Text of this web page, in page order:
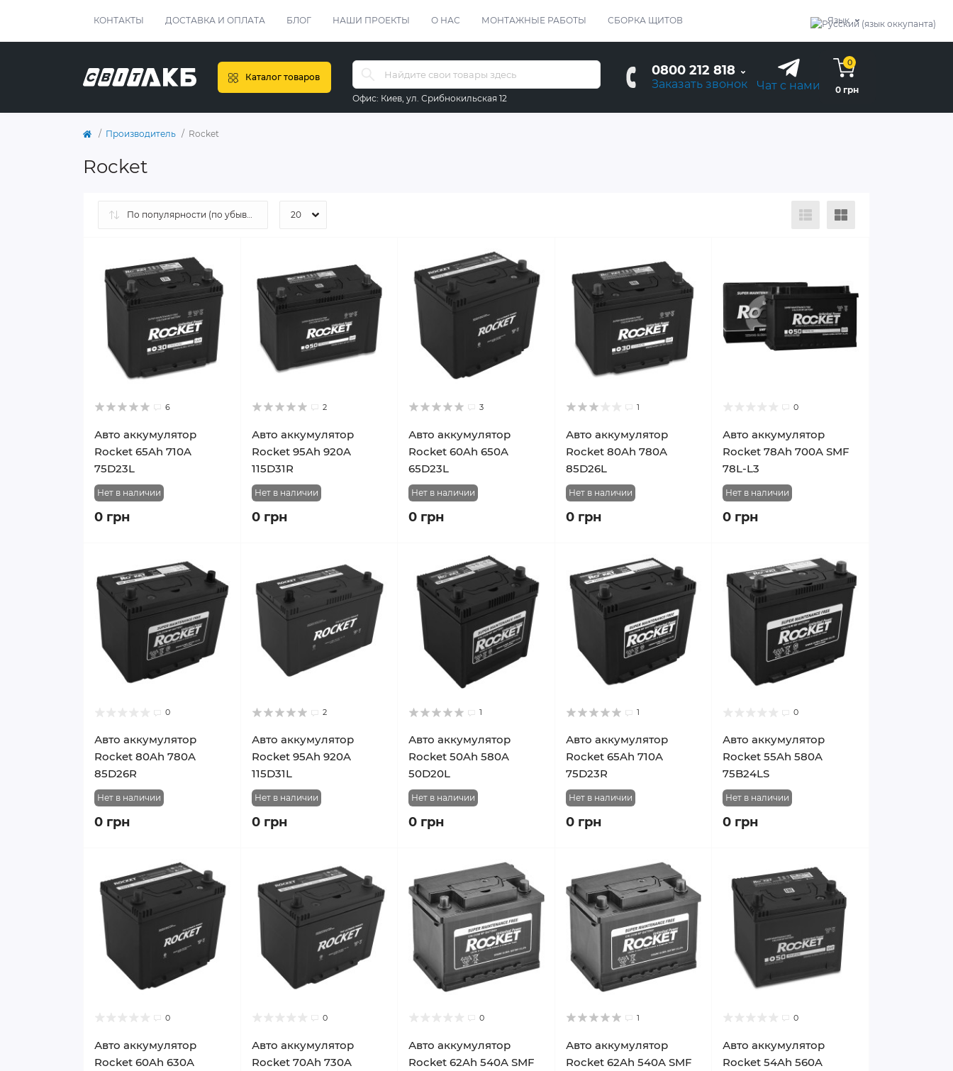
КОНТАКТЫ ДОСТАВКА И ОПЛАТА БЛОГ НАШИ ПРОЕКТЫ О НАС МОНТАЖНЫЕ РАБОТЫ СБОРКА ЩИТОВ Язык
Каталог товаров
Офис: Киев, ул. Срибнокильская 12
0800 212 818
Заказать звонок Чат с нами
0
0 грн
Производитель Rocket
Rocket
6
Авто аккумулятор
Rocket 65Ah 710A
75D23L
Нет в наличии
0 грн
2
Авто аккумулятор
Rocket 95Ah 920A
115D31R
Нет в наличии
0 грн
3
Авто аккумулятор
Rocket 60Ah 650A
65D23L
Нет в наличии
0 грн
1
Авто аккумулятор
Rocket 80Ah 780A
85D26L
Нет в наличии
0 грн
0
Авто аккумулятор
Rocket 78Ah 700A SMF
78L-L3
Нет в наличии
0 грн
0
Авто аккумулятор
Rocket 80Ah 780A
85D26R
Нет в наличии
0 грн
2
Авто аккумулятор
Rocket 95Ah 920A
115D31L
Нет в наличии
0 грн
1
Авто аккумулятор
Rocket 50Ah 580A
50D20L
Нет в наличии
0 грн
1
Авто аккумулятор
Rocket 65Ah 710A
75D23R
Нет в наличии
0 грн
0
Авто аккумулятор
Rocket 55Ah 580A
75B24LS
Нет в наличии
0 грн
0
Авто аккумулятор
Rocket 60Ah 630A
0
Авто аккумулятор
Rocket 70Ah 730A
0
Авто аккумулятор
Rocket 62Ah 540A SMF
1
Авто аккумулятор
Rocket 62Ah 540A SMF
0
Авто аккумулятор
Rocket 54Ah 560A